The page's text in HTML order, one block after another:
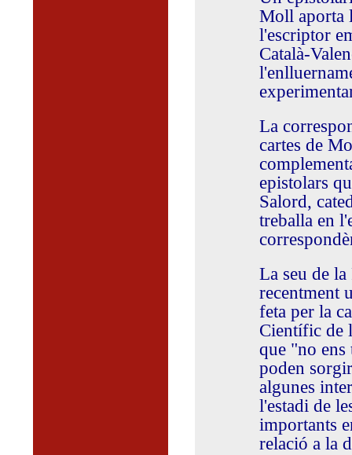
Moll aporta
l'escriptor
Català-
La
cartes de
epistolars
Salord,
treballa en
La seu de
recentment
feta per la
Científic de
que "no ens
poden
algunes
l'estadi de
importants
relació a la